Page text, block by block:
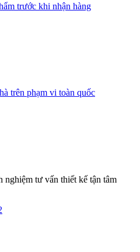
trước khi nhận hàng
trên phạm vi toàn quốc
tư vấn thiết kế tận tâm